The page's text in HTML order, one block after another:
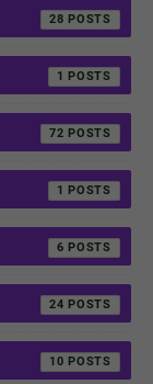
28
1
72
1
6
24
10